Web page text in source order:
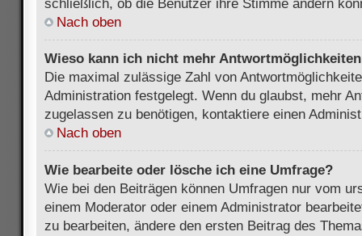
schließlich, ob die Benutzer ihre Stimme ändern
Nach oben
Wieso kann ich nicht mehr
Die maximal zulässige Zahl von
Administration festgelegt. Wenn du glaubst, mehr
zugelassen zu benötigen, kontaktiere einen
Nach oben
Wie bearbeite oder lösche ich eine Umfrage?
Wie bei den Beiträgen können Umfragen nur vom
einem Moderator oder einem Administrator
zu bearbeiten, ändere den ersten Beitrag des